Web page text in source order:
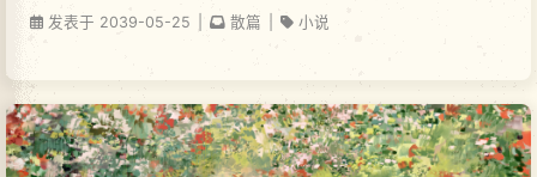
发表于 2039-05-25 散篇 小说